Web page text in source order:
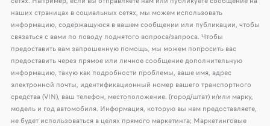
наших страницах в социальных сетях, мы можем использовать
информацию, содержащуюся в вашем сообщении или публикации, чтобы
связаться с вами по поводу поднятого вопроса/запроса. Чтобы
предоставить вам запрошенную помощь, мы можем попросить вас
предоставить через прямое или личное сообщение дополнительную
информацию, такую ​​как подробности проблемы, ваше имя, адрес
электронной почты, идентификационный номер вашего транспортного
средства (VIN), ваш телефон, местоположение. (город/штат) и/или марку,
модель и год автомобиля. Информация, которую вы нам предоставляете,
не будет использоваться в целях прямого маркетинга; Маркетинговые